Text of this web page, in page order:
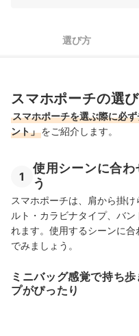
スマホポーチ全15商品おすす
財布と一体化したお財布ポシ
スマホポーチの売れ筋ランキン
選び方
スマホポーチの選
スマホポーチを選ぶ際に必
ント」をご紹介します。
1
使用シーンに合
う
スマホポーチは、肩から掛
ルト・カラビナタイプ、バ
れます。使用するシーンに
でみましょう。
ミニバッグ感覚で持ち
プがぴったり